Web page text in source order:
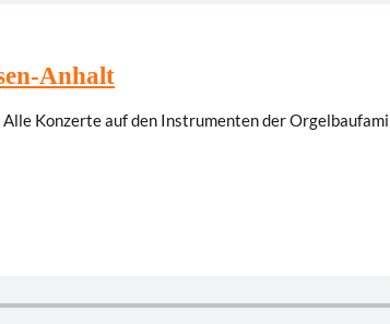
Anhalt
Konzerte auf den Instrumenten der